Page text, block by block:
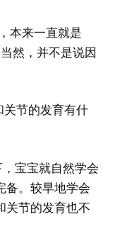
本来一直就是
然，并不是说因
节的发育有什
宝宝就自然学会
备。较早地学会
关节的发育也不